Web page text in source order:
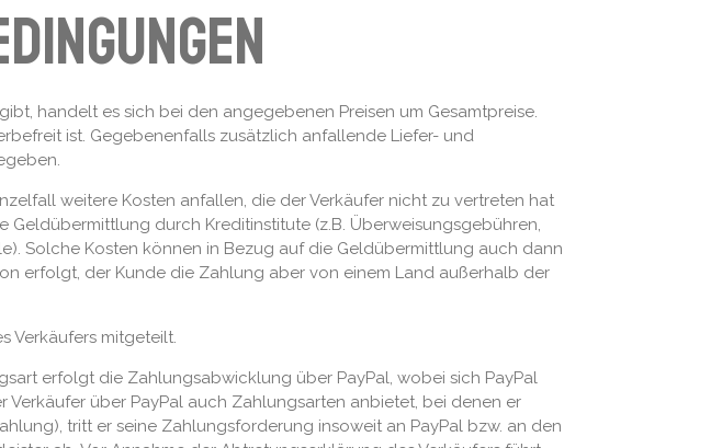
handelt es sich bei den angegebenen Preisen um Gesamtpreise.
ist. Gegebenenfalls zusätzlich anfallende Liefer- und
weitere Kosten anfallen, die der Verkäufer nicht zu vertreten hat
durch Kreditinstitute (z.B. Überweisungsgebühren,
Solche Kosten können in Bezug auf die Geldübermittlung auch dann
erfolgt, der Kunde die Zahlung aber von einem Land außerhalb der
Verkäufers mitgeteilt.
erfolgt die Zahlungsabwicklung über PayPal, wobei sich PayPal
über PayPal auch Zahlungsarten anbietet, bei denen er
tritt er seine Zahlungsforderung insoweit an PayPal bzw. an den